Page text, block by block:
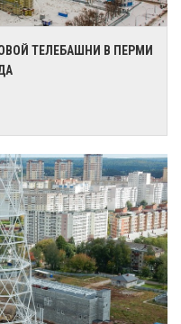
ТЕЛЕБАШНИ В ПЕРМИ